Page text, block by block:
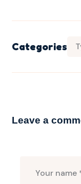
Categories
Leave a